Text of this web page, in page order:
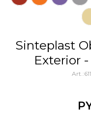
Sinteplast
Exterior